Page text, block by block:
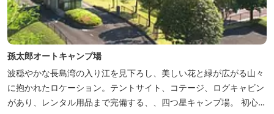
孫太郎オートキャンプ場
波穏やかな長島湾の入り江を見下ろし、美しい花と緑が広がる山々
に抱かれたロケーション。テントサイト、コテージ、ログキャビン
があり、レンタル用品まで完備する、、四つ星キャンプ場。 初心者